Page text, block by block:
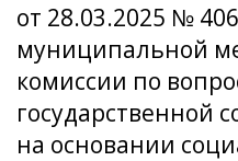
от 28.03.2025 №
муниципальной
комиссии по
государственной
на основании